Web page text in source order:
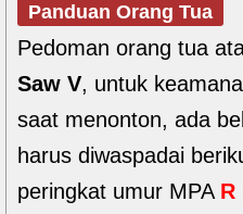
Panduan Orang Tua
Pedoman orang tua
Saw V, untuk
saat menonton, ada
harus diwaspadai
peringkat umur MPA R